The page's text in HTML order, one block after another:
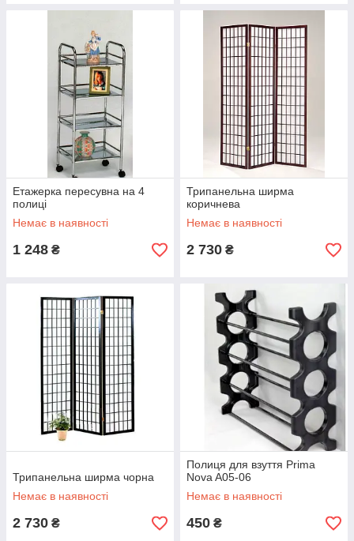
Етажерка пересувна на 4
полиці
Немає в наявності
1 248 ₴
Трипанельна ширма
коричнева
Немає в наявності
2 730 ₴
Трипанельна ширма чорна
Немає в наявності
2 730 ₴
Полиця для взуття Prima
Nova A05-06
Немає в наявності
450 ₴